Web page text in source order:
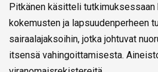
Pitkänen käsitteli tutkimuksessaan
kokemusten ja lapsuudenperheen
sairaalajaksoihin, jotka johtuvat
itsensä vahingoittamisesta.